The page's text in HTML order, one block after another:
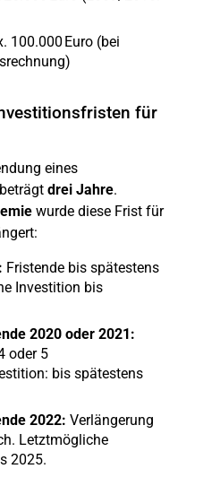
100.000 Euro (bei
für
eines
drei Jahre.
wurde diese Frist für
Fristende bis spätestens
Investition bis
2020 oder 2021:
oder 5
bis spätestens
2022: Verlängerung
Letztmögliche
2025.